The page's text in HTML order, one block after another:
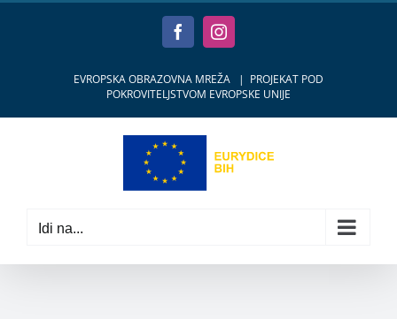
FacebookInstagram
EVROPSKA OBRAZOVNA MREŽA | PROJEKAT POD
POKROVITELJSTVOM EVROPSKE UNIJE
Idi na...